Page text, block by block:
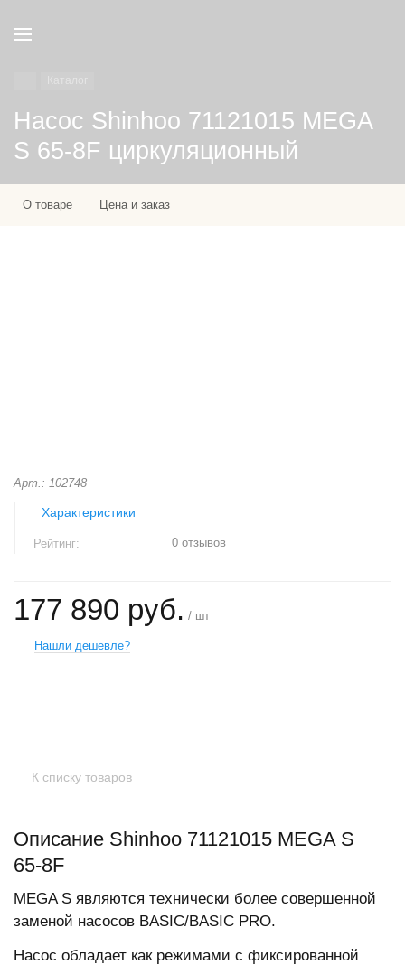
Насос Shinhoo 71121015 MEGA
S 65-8F циркуляционный
О товаре Цена и заказ
Арт.: 102748
Характеристики
Рейтинг: 0 отзывов
177 890 руб. / шт
Нашли дешевле?
К списку товаров
Описание Shinhoo 71121015 MEGA S
65-8F
MEGA S являются технически более совершенной
заменой насосов BASIC/BASIC PRO.
Насос обладает как режимами с фиксированной